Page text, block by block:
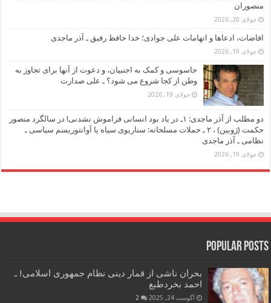
منصوران
جولای 20, 2026
افاضات، ادعاها و اتهامات علی جوادی؛ خدا حافظ رفیق ـ آذر ماجدی
جولای 19, 2026
جاسوسی و کمک به اجنبیان، و دعوت از آنها برای تجاوز به
وطن از کجا شروع می شود؟ ـ علی صدارت
جولای 19, 2026
دو مطلب از آذر ماجدی: ۱ـ در یاد بود انسانی فراموش نشدنی! در سالگرد منصور
حکمت (ژوبین) ، ۲ ـ حملات مسلحانه: سناریوی سیاه یا آوانتوریسم سیاسی ـ
نظامی ـ آذر ماجدی
جولای 19, 2026
Popular Posts
بحران ناشی از قمار دینی نظام جمهوری اسلامی! ـ
احمد بخردطبع
آگوست 24, 2025 2